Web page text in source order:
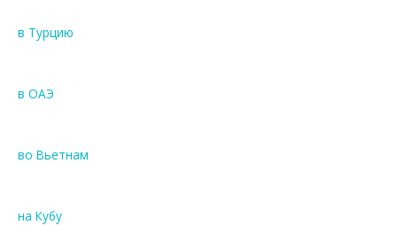
в Турцию
в ОАЭ
во Вьетнам
на Кубу